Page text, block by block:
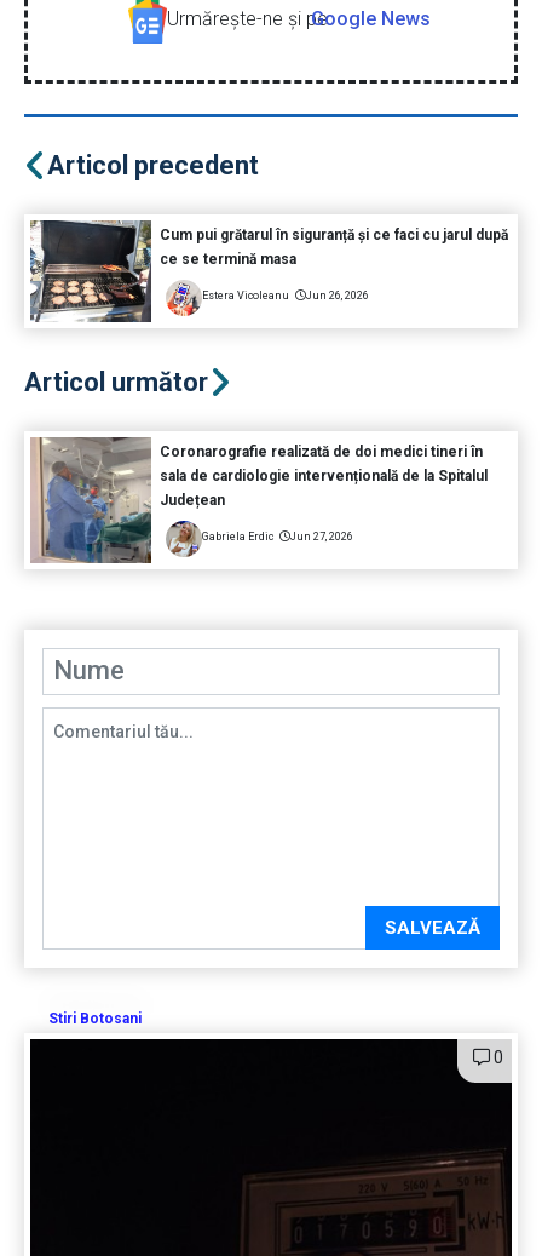
Urmăreşte-ne şi peGoogle News
Articol precedent
Cum pui grătarul în siguranță și ce faci cu jarul după
ce se termină masa
Estera Vicoleanu Jun 26, 2026
Articol următor
Coronarografie realizată de doi medici tineri în
sala de cardiologie intervențională de la Spitalul
Județean
Gabriela Erdic Jun 27, 2026
SALVEAZĂ
Stiri Botosani
0